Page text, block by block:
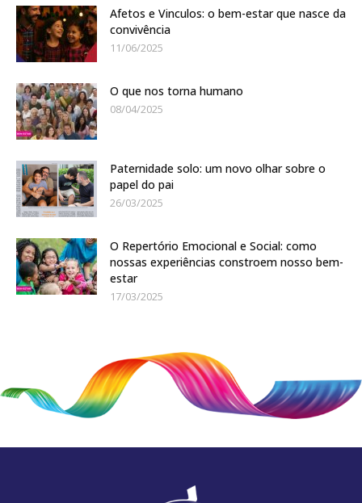
Afetos e Vinculos: o bem-estar que nasce da
convivência
11/06/2025
O que nos torna humano
08/04/2025
Paternidade solo: um novo olhar sobre o
papel do pai
26/03/2025
O Repertório Emocional e Social: como
nossas experiências constroem nosso bem-
estar
17/03/2025